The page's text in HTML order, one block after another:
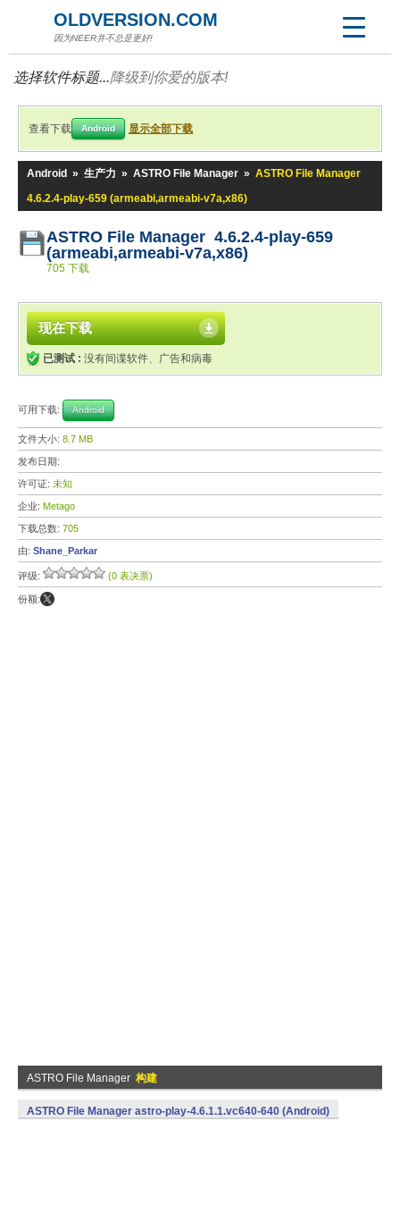
OLDVERSION.COM
因为NEER并不总是更好!
选择软件标题...降级到你爱的版本!
查看下载 Android 显示全部下载
Android » 生产力 » ASTRO File Manager » ASTRO File Manager
4.6.2.4-play-659 (armeabi,armeabi-v7a,x86)
ASTRO File Manager 4.6.2.4-play-659
(armeabi,armeabi-v7a,x86)
705 下载
现在下载
已测试 : 没有间谍软件、广告和病毒
可用下载: Android
文件大小: 8.7 MB
发布日期:
许可证: 未知
企业: Metago
下载总数: 705
由: Shane_Parkar
评级: (0 表决票)
份额:
ASTRO File Manager 构建
ASTRO File Manager astro-play-4.6.1.1.vc640-640 (Android)